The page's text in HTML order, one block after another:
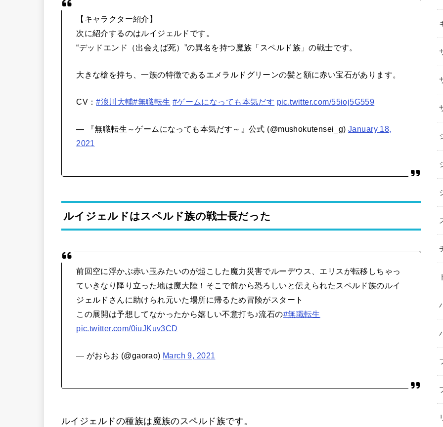
【キャラクター紹介】
次に紹介するのはルイジェルドです。
“デッドエンド（出会えば死）”の異名を持つ魔族「スペルド族」の戦士です。
大きな槍を持ち、一族の特徴であるエメラルドグリーンの髪と額に赤い宝石があります。
CV：#浪川大輔#無職転生 #ゲームになっても本気だす pic.twitter.com/55ioj5G559
— 『無職転生～ゲームになっても本気だす～』公式 (@mushokutensei_g)January 18,
2021
ルイジェルドはスペルド族の戦士長だった
前回空に浮かぶ赤い玉みたいのが起こした魔力災害でルーデウス、エリスが転移しちゃっ
ていきなり降り立った地は魔大陸！そこで前から恐ろしいと伝えられたスペルド族のルイ
ジェルドさんに助けられ元いた場所に帰るため冒険がスタート
この展開は予想してなかったから嬉しい不意打ち♪流石の#無職転生
pic.twitter.com/0iuJKuv3CD
— がおらお (@gaorao) March 9, 2021
ルイジェルドの種族は魔族のスペルド族です。